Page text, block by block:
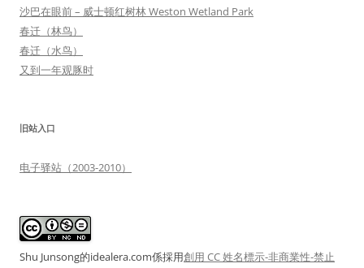
沙巴在眼前 – 威士顿红树林 Weston Wetland Park
春迁（林鸟）
春迁（水鸟）
又到一年观豚时
旧站入口
电子驿站（2003-2010）
Shu Junsong的idealera.com係採用創用 CC 姓名標示-非商業性-禁止